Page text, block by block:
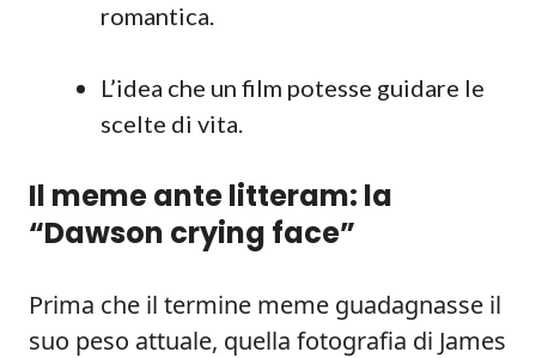
romantica.
L’idea che un film potesse guidare le
scelte di vita.
Il meme ante litteram: la
“Dawson crying face”
Prima che il termine meme guadagnasse il
suo peso attuale, quella fotografia di James